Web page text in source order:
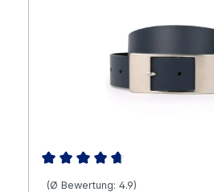
Durchschnittliche Bewertung
(Ø Bewertung: 4.9)